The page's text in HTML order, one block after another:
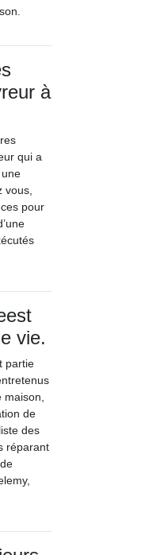
à
qui a
vous,
pour
vie.
partie
de
des
réparant